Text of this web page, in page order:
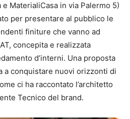
MaterialiCasa in via Palermo 5)
per presentare al pubblico le
finiture che vanno ad
concepita e realizzata
d’interni. Una proposta
a conquistare nuovi orizzonti di
ci ha raccontato l’architetto
Tecnico del brand.